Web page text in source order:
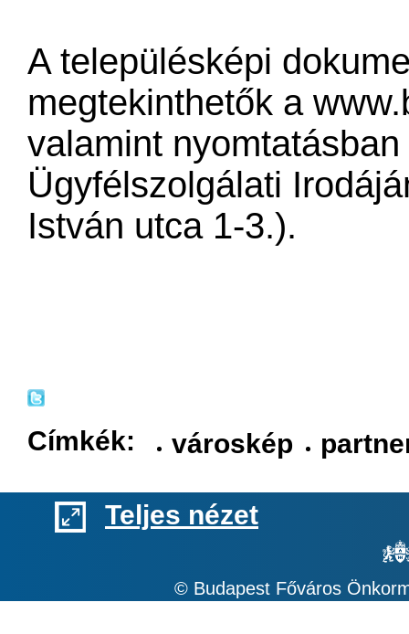
A településképi
megtekinthetők a
valamint
Ügyfélszolgálati
István utca 1-3.).
Címkék: városkép
Teljes nézet
© Budapest Főváros